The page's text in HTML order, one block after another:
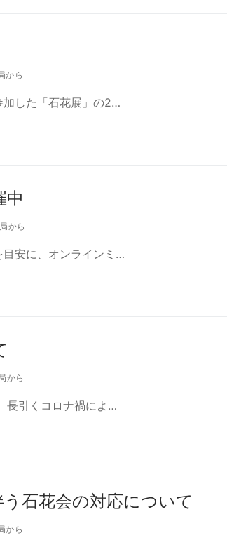
から
加した「石花展」の2…
中
から
安に、オンラインミ…
から
長引くコロナ禍によ…
石花会の対応について
から